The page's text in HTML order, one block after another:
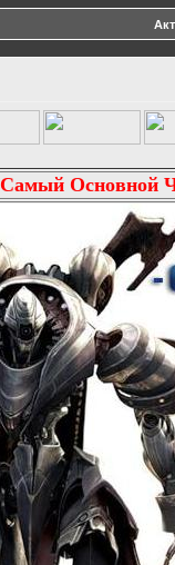
Самый Основной